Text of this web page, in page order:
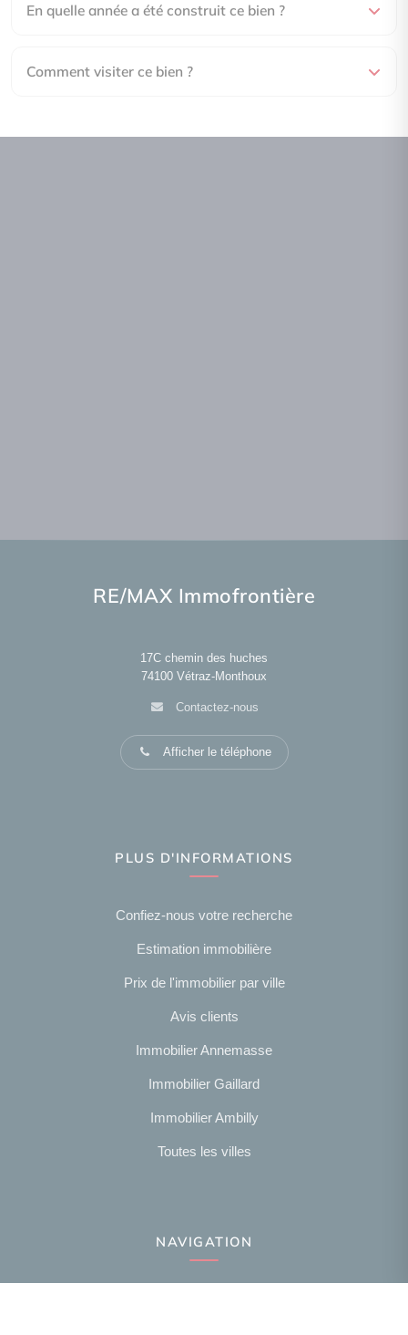
En quelle année a été construit ce bien ?
Comment visiter ce bien ?
RE/MAX Immofrontière
17C chemin des huches
74100 Vétraz-Monthoux
Contactez-nous
Afficher le téléphone
PLUS D'INFORMATIONS
Confiez-nous votre recherche
Estimation immobilière
Prix de l'immobilier par ville
Avis clients
Immobilier Annemasse
Immobilier Gaillard
Immobilier Ambilly
Toutes les villes
NAVIGATION